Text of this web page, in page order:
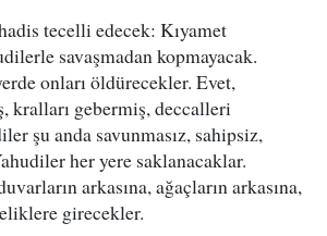
tecelli edecek: Kıyamet
savaşmadan kopmayacak.
onları öldürecekler. Evet,
kralları gebermiş, deccalleri
şu anda savunmasız, sahipsiz,
her yere saklanacaklar.
arkasına, ağaçların arkasına,
girecekler.